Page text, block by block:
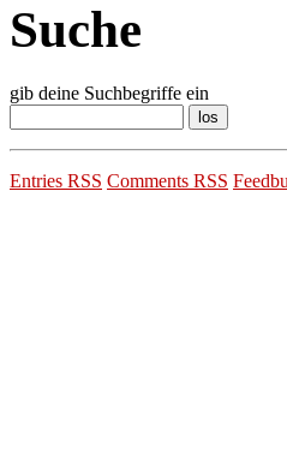
Suche
gib deine Suchbegriffe ein
Entries RSS Comments RSS